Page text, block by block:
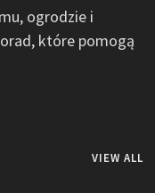
ogrodzie i
które pomogą
VIEW ALL